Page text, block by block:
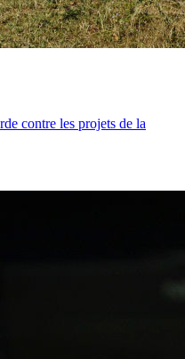
contre les projets de la